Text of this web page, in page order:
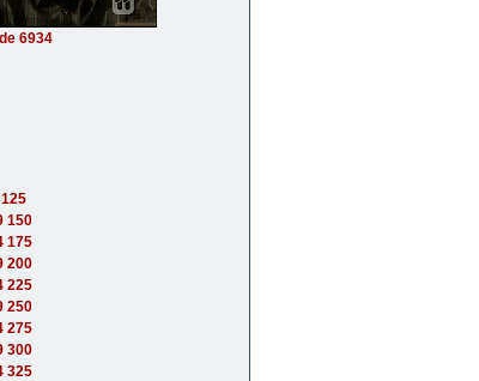
6934
125
150
175
200
225
250
275
300
325